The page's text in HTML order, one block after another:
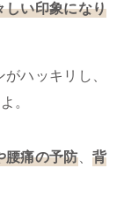
しい印象になり
ハッキリし、
。
腰痛の予防、背